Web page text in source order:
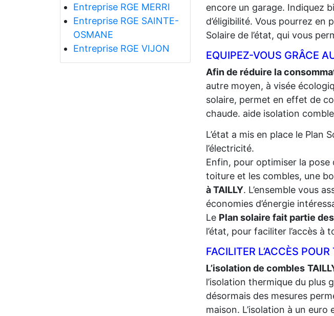
Entreprise RGE MERRI
Entreprise RGE SAINTE-
OSMANE
Entreprise RGE VIJON
encore un garage. Indiquez
d’éligibilité. Vous pourrez en
Solaire de l’état, qui vous
EQUIPEZ-VOUS GRÂCE
Afin de réduire la
autre moyen, à visée
solaire, permet en effet de
chaude. aide isolation comble
L’état a mis en place le Plan
l’électricité.
Enfin, pour optimiser la
toiture et les combles, une
à TAILLY. L’ensemble vous
économies d’énergie
Le Plan solaire fait partie
l’état, pour faciliter l’accès à
FACILITER L’ACCÈS
L’isolation de combles
l’isolation thermique du plus
désormais des mesures
maison. L’isolation à un